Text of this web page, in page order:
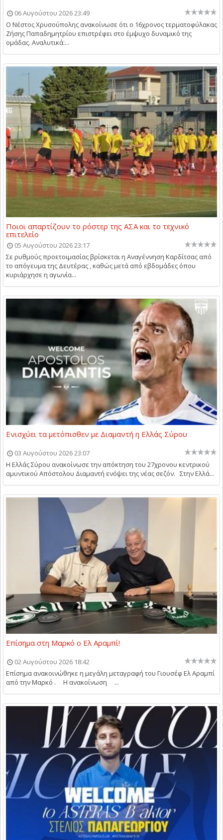
06 Αυγούστου 2026 23:49
Ο Νέστος Χρυσούπολης ανακοίνωσε ότι ο 16χρονος τερματοφύλακας
Ζήσης Παπαδημητρίου επιστρέφει στο έμψυχο δυναμικό της
ομάδας. Αναλυτικά:...
Ποιοι απαρτίζουν το ρόστερ της ΑΣΑ και το τεχνικό
επιτελείο
05 Αυγούστου 2026 23:17
Σε ρυθμούς προετοιμασίας βρίσκεται η Αναγέννηση Καρδίτσας από
το απόγευμα της Δευτέρας , καθώς μετά από εβδομάδες όπου
κυριάρχησε η αγωνία...
Ενισχύει τα μετόπισθεν με Διαμαντή η Ελλάς Σύρου
03 Αυγούστου 2026 23:07
Η Ελλάς Σύρου ανακοίνωσε την απόκτηση του 27χρονου κεντρικού
αμυντικού Απόστολου Διαμαντή ενόψει της νέας σεζόν. Στην Ελλά...
Επίσημα στη Μαρκό ο Ελ Αραμπί!
02 Αυγούστου 2026 18:42
Επίσημα ανακοινώθηκε η μεγάλη μεταγραφή του Γιουσέφ Ελ Αραμπί
από την Μαρκό . Η ανακοίνωση ...